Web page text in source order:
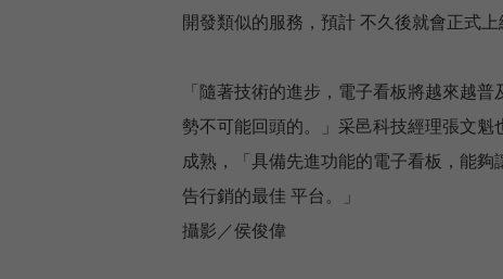
開發類似的服務，預計 不久後就會正式上
「隨著技術的進步，電子看板將越來越
勢不可能回頭的。」采邑科技經理張文
成熟，「具備先進功能的電子看板，能
告行銷的最佳 平台。」
攝影／侯俊偉